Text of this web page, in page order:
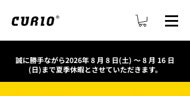
誠に勝手ながら2026年 8 月 8 日(土) ～ 8 月 16 日
(日)まで夏季休暇とさせていただきます。